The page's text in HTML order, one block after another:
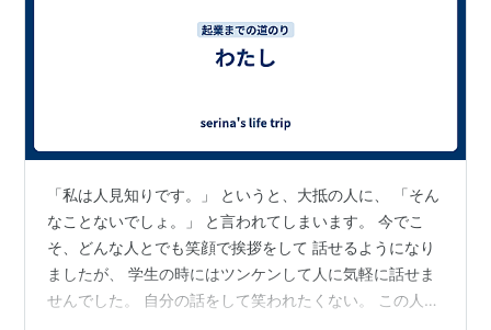
「私は人見知りです。」 というと、大抵の人に、 「そん
なことないでしょ。」 と言われてしまいます。 今でこ
そ、どんな人とでも笑顔で挨拶をして 話せるようになり
ましたが、 学生の時にはツンケンして人に気軽に話せま
せんでした。 自分の話をして笑われたくない。 この人は